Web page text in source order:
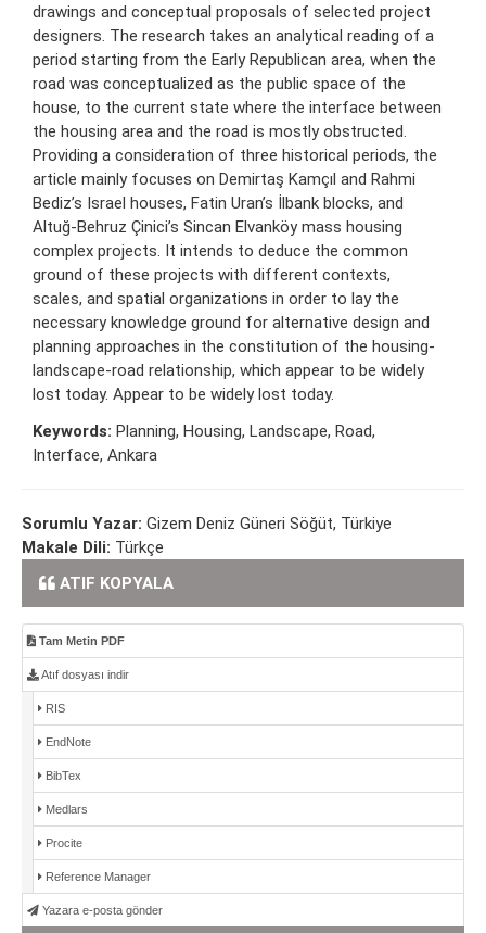
drawings and conceptual proposals of selected project
designers. The research takes an analytical reading of a
period starting from the Early Republican area, when the
road was conceptualized as the public space of the
house, to the current state where the interface between
the housing area and the road is mostly obstructed.
Providing a consideration of three historical periods, the
article mainly focuses on Demirtaş Kamçıl and Rahmi
Bediz’s Israel houses, Fatin Uran’s İlbank blocks, and
Altuğ-Behruz Çinici’s Sincan Elvanköy mass housing
complex projects. It intends to deduce the common
ground of these projects with different contexts,
scales, and spatial organizations in order to lay the
necessary knowledge ground for alternative design and
planning approaches in the constitution of the housing-
landscape-road relationship, which appear to be widely
lost today. Appear to be widely lost today.
Keywords: Planning, Housing, Landscape, Road,
Interface, Ankara
Sorumlu Yazar: Gizem Deniz Güneri Söğüt, Türkiye
Makale Dili: Türkçe
ATIF KOPYALA
Tam Metin PDF
Atıf dosyası indir
RIS
EndNote
BibTex
Medlars
Procite
Reference Manager
Yazara e-posta gönder